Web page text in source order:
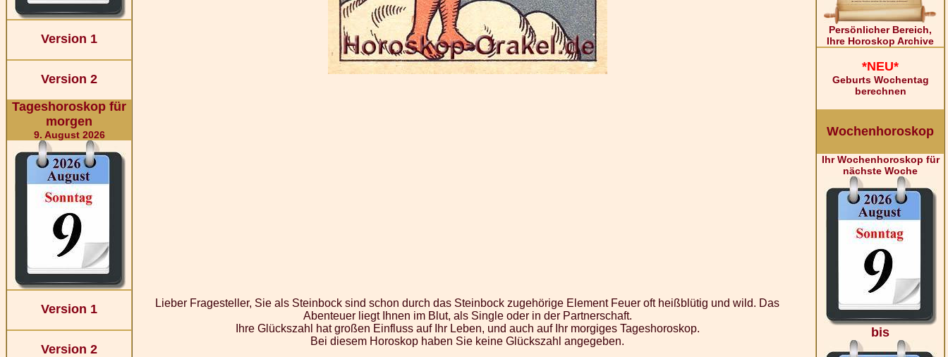
Version 1
Version 2
Tageshoroskop für
morgen
9. August 2026
Version 1
Version 2
Lieber Fragesteller, Sie als Steinbock sind schon durch das Steinbock zugehörige Element Feuer oft heißblütig und wild. Das
Abenteuer liegt Ihnen im Blut, als Single oder in der Partnerschaft.
Ihre Glückszahl hat großen Einfluss auf Ihr Leben, und auch auf Ihr morgiges Tageshoroskop.
Bei diesem Horoskop haben Sie keine Glückszahl angegeben.
Persönlicher Bereich,
Ihre Horoskop Archive
*NEU*
Geburts Wochentag
berechnen
Wochenhoroskop
Ihr Wochenhoroskop für
nächste Woche
bis